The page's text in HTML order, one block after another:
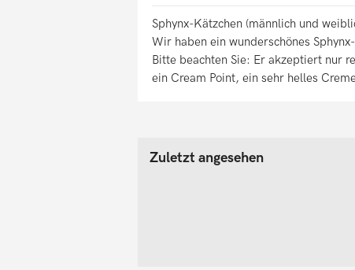
Sphynx-Kätzchen (männlich und
Wir haben ein wunderschönes
Bitte beachten Sie: Er akzeptiert nur
ein Cream Point, ein sehr helles
Zuletzt angesehen